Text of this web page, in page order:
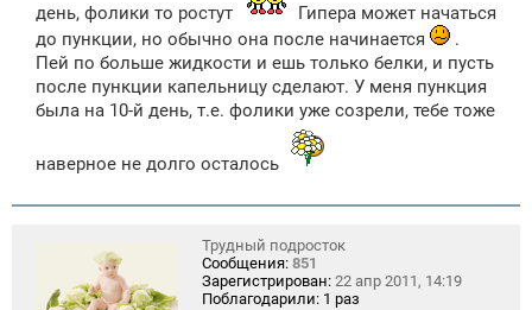
н
и
день, фолики то ростут
Гипера может начаться
до пункции, но обычно она после начинается
.
Пей по больше жидкости и ешь только белки, и пусть
после пункции капельницу сделают. У меня пункция
была на 10-й день, т.е. фолики уже созрели, тебе тоже
наверное не долго осталось
Трудный подросток
Сообщения: 851
Зарегистрирован: 22 апр 2011, 14:19
Поблагодарили: 1 раз